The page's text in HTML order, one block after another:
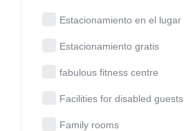
Estacionamiento en el lugar
Estacionamiento gratis
fabulous fitness centre
Facilities for disabled guests
Family rooms